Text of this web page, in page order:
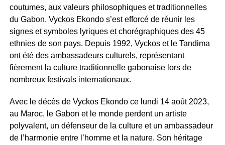
coutumes, aux valeurs philosophiques et traditionnelles
du Gabon. Vyckos Ekondo s’est efforcé de réunir les
signes et symboles lyriques et chorégraphiques des 45
ethnies de son pays. Depuis 1992, Vyckos et le Tandima
ont été des ambassadeurs culturels, représentant
fièrement la culture traditionnelle gabonaise lors de
nombreux festivals internationaux.
Avec le décès de Vyckos Ekondo ce lundi 14 août 2023,
au Maroc, le Gabon et le monde perdent un artiste
polyvalent, un défenseur de la culture et un ambassadeur
de l’harmonie entre l’homme et la nature. Son héritage